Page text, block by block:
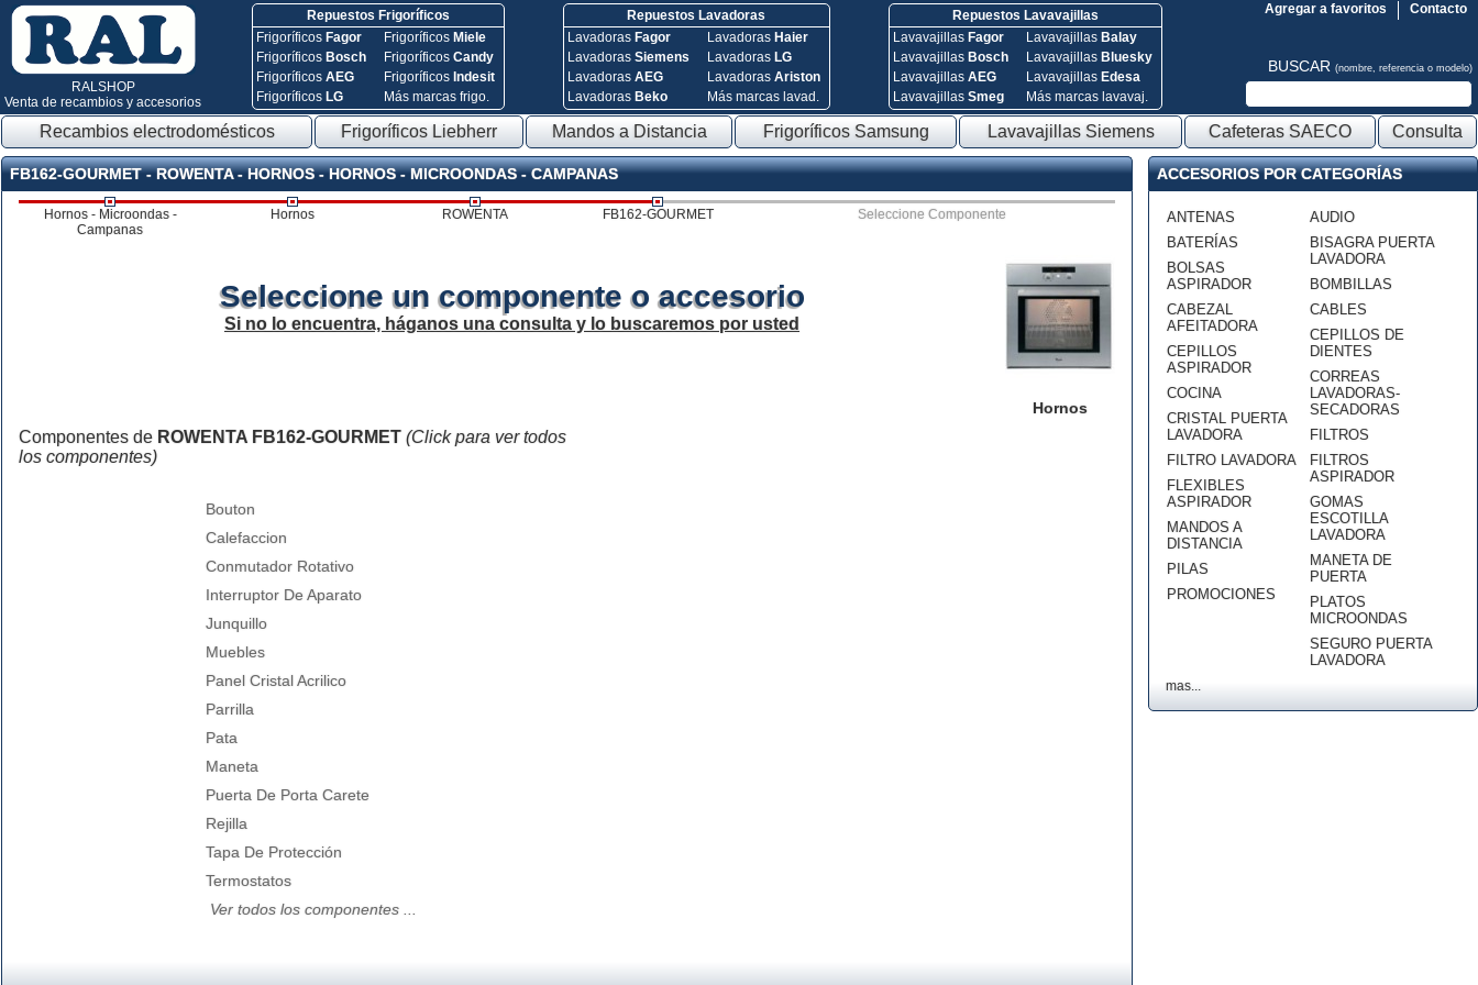
RALSHOP
Venta de recambios y accesorios
Repuestos Frigoríficos
Frigoríficos Fagor
Frigoríficos Bosch
FrigoríficosAEG
Frigoríficos LG
Frigoríficos Miele
FrigoríficosCandy
Frigoríficos Indesit
Más marcas frigo.
Repuestos Lavadoras
Lavadoras Fagor
Lavadoras Siemens
Lavadoras AEG
Lavadoras Beko
Lavadoras Haier
Lavadoras LG
Lavadoras Ariston
Más marcas lavad.
Repuestos Lavavajillas
Lavavajillas Fagor
Lavavajillas Bosch
Lavavajillas AEG
Lavavajillas Smeg
Lavavajillas Balay
Lavavajillas Bluesky
Lavavajillas Edesa
Más marcas lavavaj.
Contacto
Agregar a favoritos
BUSCAR (nombre, referencia o modelo)
Recambios electrodomésticos Frigoríficos Liebherr Mandos a Distancia Frigoríficos Samsung Lavavajillas Siemens Cafeteras SAECO Consulta
FB162-GOURMET - ROWENTA - HORNOS - HORNOS - MICROONDAS - CAMPANAS
Hornos - Microondas -
Campanas
Hornos ROWENTA FB162-GOURMET Seleccione Componente
Hornos
Seleccione un componente o accesorio
Si no lo encuentra, háganos una consulta y lo buscaremos por usted
Componentes de ROWENTA FB162-GOURMET (Click para ver todos
los componentes)
Bouton
Calefaccion
Conmutador Rotativo
Interruptor De Aparato
Junquillo
Muebles
Panel Cristal Acrilico
Parrilla
Pata
Maneta
Puerta De Porta Carete
Rejilla
Tapa De Protección
Termostatos
Ver todos los componentes ...
ACCESORIOS POR CATEGORÍAS
ANTENAS
BATERÍAS
BOLSAS
ASPIRADOR
CABEZAL
AFEITADORA
CEPILLOS
ASPIRADOR
COCINA
CRISTAL PUERTA
LAVADORA
FILTRO LAVADORA
FLEXIBLES
ASPIRADOR
MANDOS A
DISTANCIA
PILAS
PROMOCIONES
AUDIO
BISAGRA PUERTA
LAVADORA
BOMBILLAS
CABLES
CEPILLOS DE
DIENTES
CORREAS
LAVADORAS-
SECADORAS
FILTROS
FILTROS
ASPIRADOR
GOMAS
ESCOTILLA
LAVADORA
MANETA DE
PUERTA
PLATOS
MICROONDAS
SEGURO PUERTA
LAVADORA
mas...